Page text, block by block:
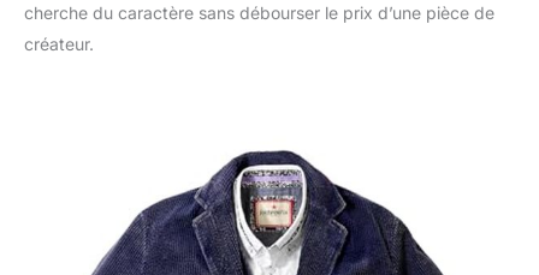
cherche du caractère sans débourser le prix d’une pièce de
créateur.